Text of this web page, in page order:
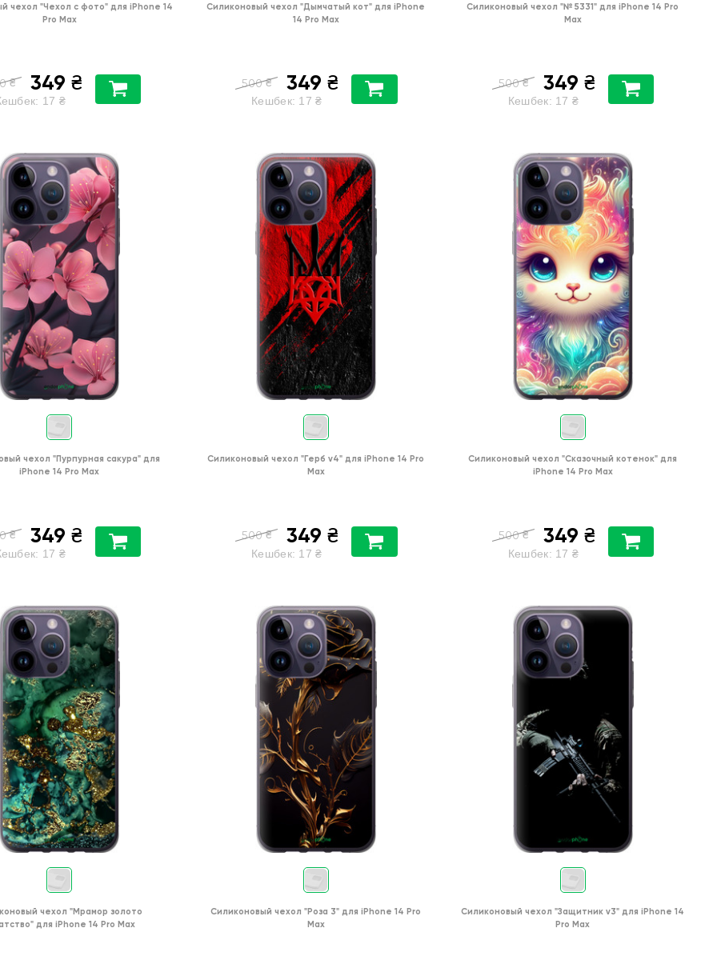
чехол "Чехол с фото" для iPhone 14
Pro Max
₴ 349 ₴
17 ₴
Силиконовый чехол "Дымчатый кот" для iPhone
14 Pro Max
500 ₴ 349 ₴
Кешбек: 17 ₴
Силиконовый чехол "№ 5331" для iPhone 14 Pro
Max
500 ₴ 349 ₴
Кешбек: 17 ₴
чехол "Пурпурная сакура" для
iPhone 14 Pro Max
₴ 349 ₴
17 ₴
Силиконовый чехол "Герб v4" для iPhone 14 Pro
Max
500 ₴ 349 ₴
Кешбек: 17 ₴
Силиконовый чехол "Сказочный котенок" для
iPhone 14 Pro Max
500 ₴ 349 ₴
Кешбек: 17 ₴
чехол "Мрамор золото
для iPhone 14 Pro Max
Силиконовый чехол "Роза 3" для iPhone 14 Pro
Max
Силиконовый чехол "Защитник v3" для iPhone 14
Pro Max